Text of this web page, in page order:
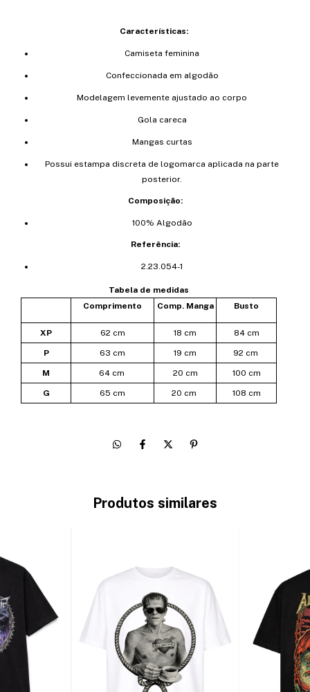
Características:
Camiseta feminina
Confeccionada em algodão
Modelagem levemente ajustado ao corpo
Gola careca
Mangas curtas
Possui estampa discreta de logomarca aplicada na parte
posterior.
Composição:
100% Algodão
Referência:
2.23.054-1
Tabela de medidas
Comprimento
Comp. Manga Busto
XP 62 cm 18 cm 84 cm
P 63 cm 19 cm 92 cm
M 64 cm 20 cm 100 cm
G 65 cm 20 cm 108 cm
Produtos similares